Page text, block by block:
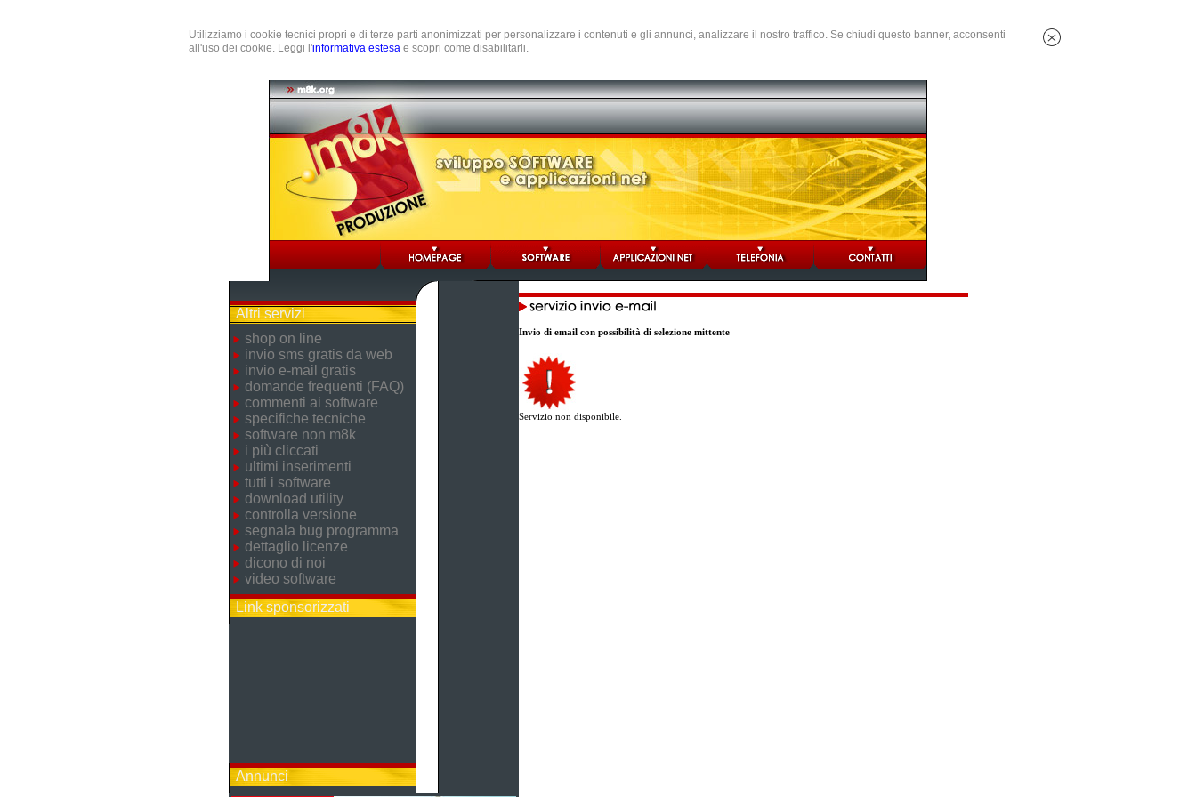
Utilizziamo i cookie tecnici propri e di terze parti anonimizzati per personalizzare i contenuti e gli annunci, analizzare il nostro traffico. Se chiudi questo banner, acconsenti
all'uso dei cookie. Leggi l'informativa estesa e scopri come disabilitarli.
Altri servizi
shop on line
invio sms gratis da web
invio e-mail gratis
domande frequenti (FAQ)
commenti ai software
specifiche tecniche
software non m8k
i più cliccati
ultimi inserimenti
tutti i software
download utility
controlla versione
segnala bug programma
dettaglio licenze
dicono di noi
video software
Link sponsorizzati
Annunci
Invio di email con possibilità di selezione mittente
Servizio non disponibile.